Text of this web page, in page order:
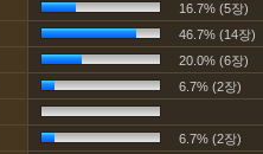
16.7% (5장)
46.7% (14장)
20.0% (6장)
6.7% (2장)
6.7% (2장)